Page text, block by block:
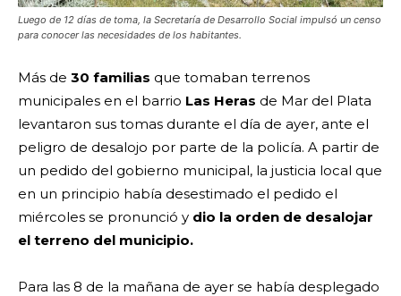
Luego de 12 días de toma, la Secretaría de Desarrollo Social impulsó un censo
para conocer las necesidades de los habitantes.
Más de 30 familias que tomaban terrenos
municipales en el barrio Las Heras de Mar del Plata
levantaron sus tomas durante el día de ayer, ante el
peligro de desalojo por parte de la policía. A partir de
un pedido del gobierno municipal, la justicia local que
en un principio había desestimado el pedido el
miércoles se pronunció y dio la orden de desalojar
el terreno del municipio.
Para las 8 de la mañana de ayer se había desplegado